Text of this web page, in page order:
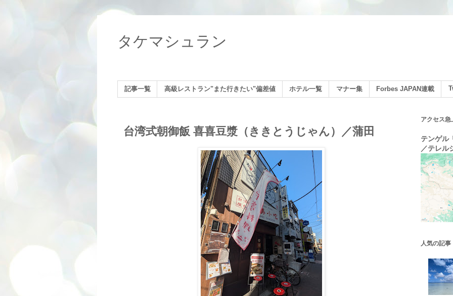
タケマシュラン
記事一覧 高級レストラン"また行きたい"偏差値 ホテル一覧 マナー集 Forbes JAPAN連載
台湾式朝御飯 喜喜豆漿（ききとうじゃん）／蒲田
アクセス急
テンゲル
／テレル
人気の記事